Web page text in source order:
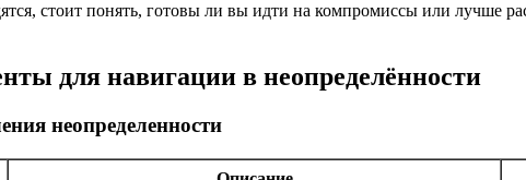
стоит понять, готовы ли вы идти на компромиссы или лучше
для навигации в неопределённости
неопределенности